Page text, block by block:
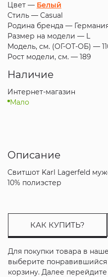
Цвет — Белый
Стиль — Casual
Родина бренда —
Размер на модели — L
Модель, см. (ОГ-ОТ-ОБ) —
Рост модели, см. — 189
Наличие
Интернет-магазин
Мало
Описание
Свитшот Karl Lagerfeld
10% полиэстер
КАК КУПИТЬ?
Для покупки товара в
выберите понравившийся
корзину. Далее перейдите